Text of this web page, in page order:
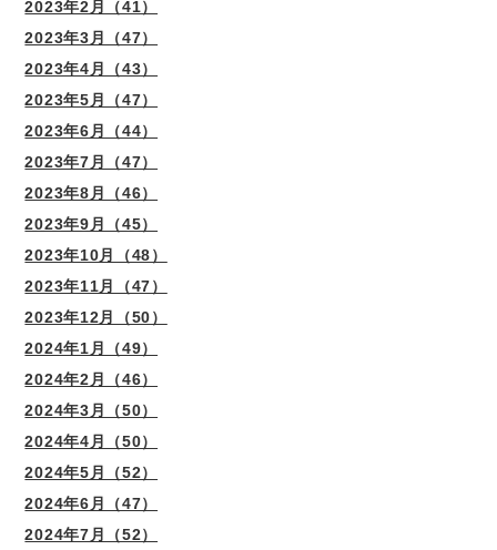
2023年2月（41）
2023年3月（47）
2023年4月（43）
2023年5月（47）
2023年6月（44）
2023年7月（47）
2023年8月（46）
2023年9月（45）
2023年10月（48）
2023年11月（47）
2023年12月（50）
2024年1月（49）
2024年2月（46）
2024年3月（50）
2024年4月（50）
2024年5月（52）
2024年6月（47）
2024年7月（52）